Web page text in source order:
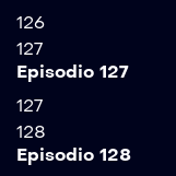
126
127
Episodio 127
127
128
Episodio 128